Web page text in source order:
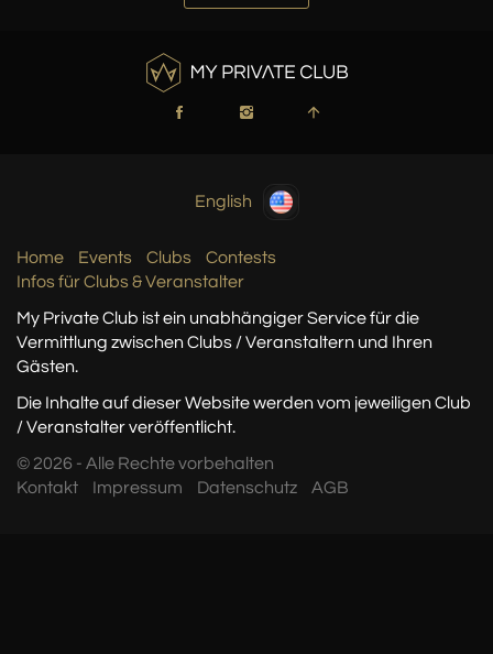
English
Home Events Clubs
Contests
Infos für Clubs & Veranstalter
My Private Club ist ein unabhängiger Servicefür die
Vermittlung zwischen Clubs / Veranstaltern und Ihren
Gästen.
Die Inhalte auf dieser Website werden vom jeweiligen Club
/ Veranstalter veröffentlicht.
© 2026 - Alle Rechte vorbehalten
Kontakt
Impressum Datenschutz AGB